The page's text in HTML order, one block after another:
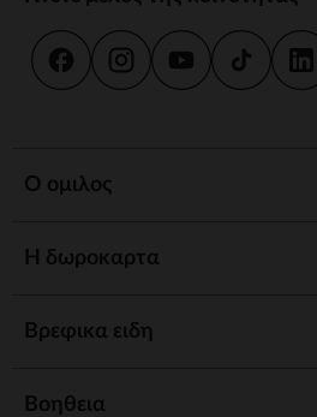
Ο ομιλος
Η δωροκαρτα
Βρεφικα ειδη
Βοηθεια